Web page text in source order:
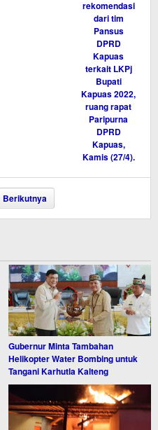
Berikutnya
Gubernur Minta Tambahan
Helikopter Water Bombing untuk
Tangani Karhutla Kalteng